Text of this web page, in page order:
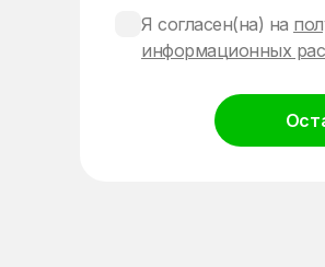
Я согласен(на) на
информационных